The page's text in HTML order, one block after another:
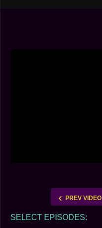
PREV VIDEO
SELECT EPISODES: